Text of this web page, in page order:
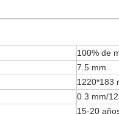
100% de
7.5 mm
1220*183
0.3 mm/
15-20